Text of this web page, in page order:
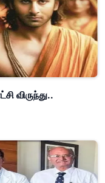
விருந்து..